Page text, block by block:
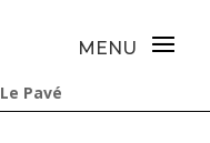
Le Pavé